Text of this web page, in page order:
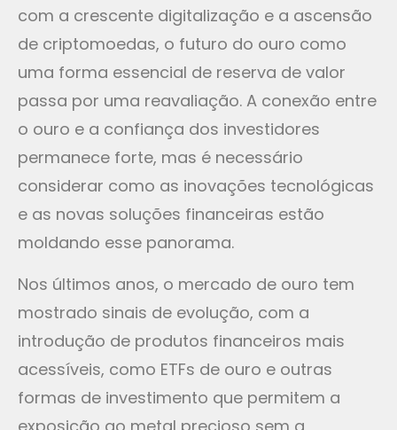
com a crescente digitalização e a ascensão
de criptomoedas, o futuro do ouro como
uma forma essencial de reserva de valor
passa por uma reavaliação. A conexão entre
o ouro e a confiança dos investidores
permanece forte, mas é necessário
considerar como as inovações tecnológicas
e as novas soluções financeiras estão
moldando esse panorama.
Nos últimos anos, o mercado de ouro tem
mostrado sinais de evolução, com a
introdução de produtos financeiros mais
acessíveis, como ETFs de ouro e outras
formas de investimento que permitem a